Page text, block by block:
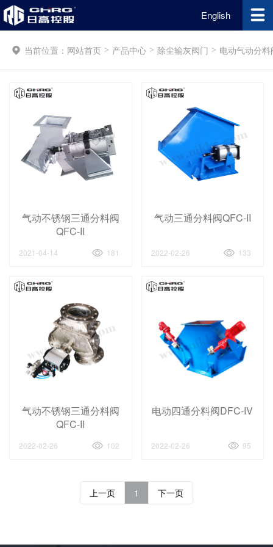
English
当前位置： 网站首页 > 产品中心 > 除尘输灰阀门 > 电动气动分料
气动不锈钢三通分料阀
QFC-II
2021-04-14 181
气动三通分料阀QFC-II
2022-02-26 133
气动不锈钢三通分料阀
QFC-II
2022-02-26 102
电动四通分料阀DFC-IV
2022-02-26 95
上一页 1 下一页